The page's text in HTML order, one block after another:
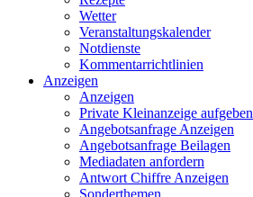
Wetter
Veranstaltungskalender
Notdienste
Kommentarrichtlinien
Anzeigen
Anzeigen
Private Kleinanzeige aufgeben
Angebotsanfrage Anzeigen
Angebotsanfrage Beilagen
Mediadaten anfordern
Antwort Chiffre Anzeigen
Sonderthemen